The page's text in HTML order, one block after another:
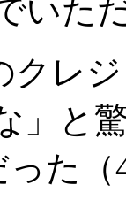
いた
クレ
」と
た（